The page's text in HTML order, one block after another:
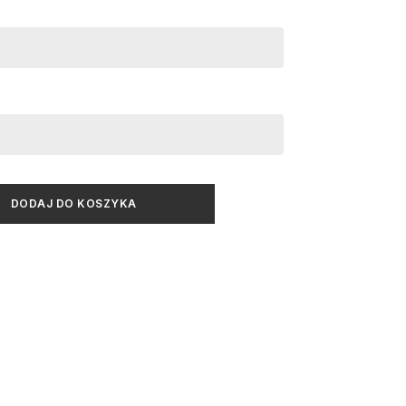
DODAJ DO KOSZYKA